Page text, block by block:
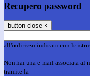
Recupero password
button close ×
all'indirizzo indicato con le
Non hai una e-mail associata al
tramite la